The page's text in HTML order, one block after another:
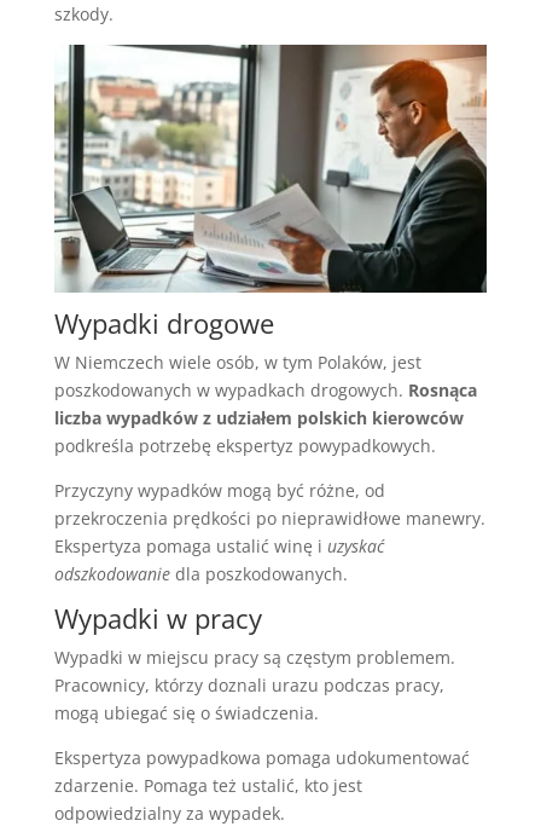
szkody.
Wypadki drogowe
W Niemczech wiele osób, w tym Polaków, jest
poszkodowanych w wypadkach drogowych. Rosnąca
liczba wypadków z udziałem polskich kierowców
podkreśla potrzebę ekspertyz powypadkowych.
Przyczyny wypadków mogą być różne, od
przekroczenia prędkości po nieprawidłowe manewry.
Ekspertyza pomaga ustalić winę i uzyskać
odszkodowaniedla poszkodowanych.
Wypadki w pracy
Wypadki w miejscu pracy są częstym problemem.
Pracownicy, którzy doznali urazu podczas pracy,
mogą ubiegać się o świadczenia.
Ekspertyza powypadkowa pomaga udokumentować
zdarzenie. Pomaga też ustalić, kto jest
odpowiedzialny za wypadek.